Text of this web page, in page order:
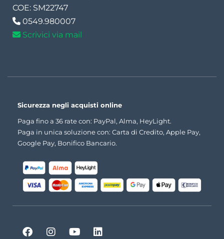
COE: SM22747
0549.980007
Scrivici via mail
Sicurezza negli acquisti online
Paga fino a 36 rate con: PayPal, Alma, HeyLight.
Paga in unica soluzione con: Carta di Credito, Apple Pay,
Google Pay, Bonifico Bancario.